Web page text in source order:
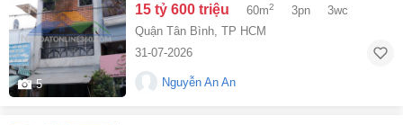
5
15 tỷ 600 triệu 60m2 3pn
3wc
Quận Tân Bình TP HCM
31-07-2026
Nguyễn An An